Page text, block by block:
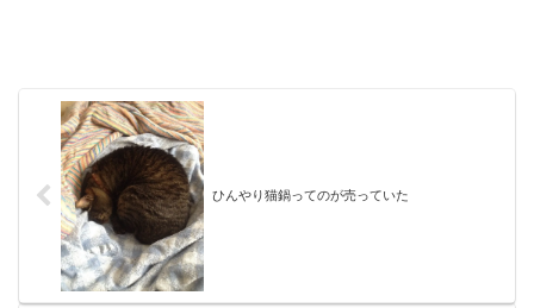
ひんやり猫鍋ってのが売っていた